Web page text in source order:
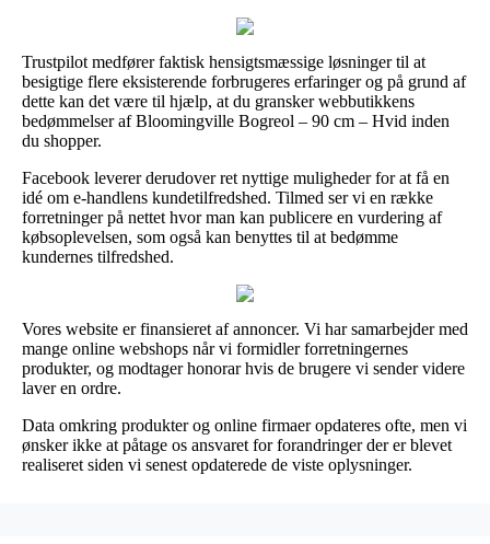
Trustpilot medfører faktisk hensigtsmæssige løsninger til at
besigtige flere eksisterende forbrugeres erfaringer og på grund af
dette kan det være til hjælp, at du gransker webbutikkens
bedømmelser af Bloomingville Bogreol – 90 cm – Hvid inden
du shopper.
Facebook leverer derudover ret nyttige muligheder for at få en
idé om e-handlens kundetilfredshed. Tilmed ser vi en række
forretninger på nettet hvor man kan publicere en vurdering af
købsoplevelsen, som også kan benyttes til at bedømme
kundernes tilfredshed.
Vores website er finansieret af annoncer. Vi har samarbejder med
mange online webshops når vi formidler forretningernes
produkter, og modtager honorar hvis de brugere vi sender videre
laver en ordre.
Data omkring produkter og online firmaer opdateres ofte, men vi
ønsker ikke at påtage os ansvaret for forandringer der er blevet
realiseret siden vi senest opdaterede de viste oplysninger.